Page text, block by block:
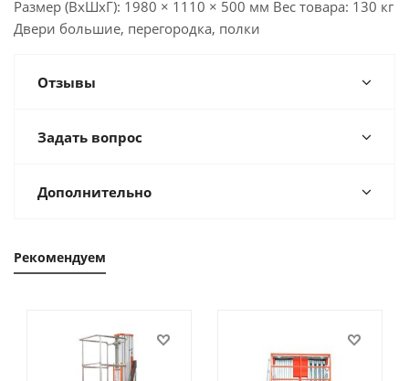
Размер (ВхШхГ): 1980 × 1110 × 500 мм Вес товара: 130 кг
Двери большие, перегородка, полки
Отзывы
Задать вопрос
Дополнительно
Рекомендуем